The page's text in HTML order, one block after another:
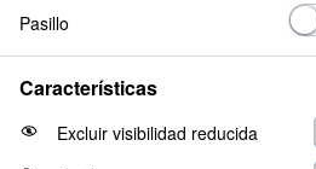
Pasillo
Características
Excluir visibilidad reducida